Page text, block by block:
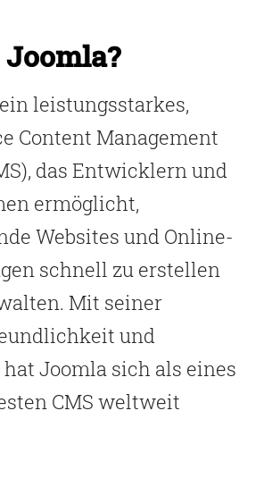
leistungsstarkes,
Content Management
das Entwicklern und
ermöglicht,
Websites und Online-
schnell zu erstellen
Mit seiner
und
Joomla sich als eines
CMS weltweit